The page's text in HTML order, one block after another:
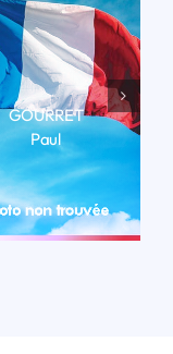
GOURRET
Paul
LIRE LA BIO